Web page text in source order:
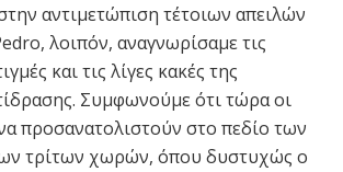
αντιμετώπιση τέτοιων απειλών
λοιπόν, αναγνωρίσαμε τις
και τις λίγες κακές της
Συμφωνούμε ότι τώρα οι
προσανατολιστούν στο πεδίο των
τρίτων χωρών, όπου δυστυχώς ο